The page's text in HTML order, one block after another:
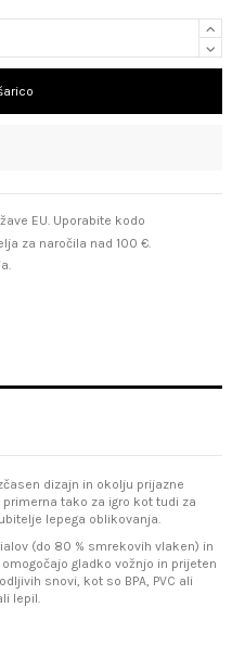
EU. Uporabite kodo
za naročila nad 100 €.
dizajn in okolju prijazne
tako za igro kot tudi za
lepega oblikovanja.
(do 80 % smrekovih vlaken) in
gladko vožnjo in prijeten
snovi, kot so BPA, PVC ali
lepil.